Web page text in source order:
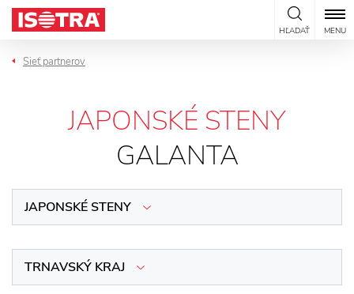
Preskočiť na obsah
HĽADAŤ MENU
Sieť partnerov
JAPONSKÉ STENY
GALANTA
JAPONSKÉ STENY
TRNAVSKÝ KRAJ